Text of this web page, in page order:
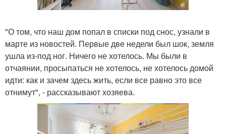
"О том, что наш дом попал в списки под снос, узнали в
марте из новостей. Первые две недели был шок, земля
ушла из-под ног. Ничего не хотелось. Мы были в
отчаянии, просыпаться не хотелось, не хотелось домой
идти: как и зачем здесь жить, если все равно это все
отнимут", - рассказывают хозяева.